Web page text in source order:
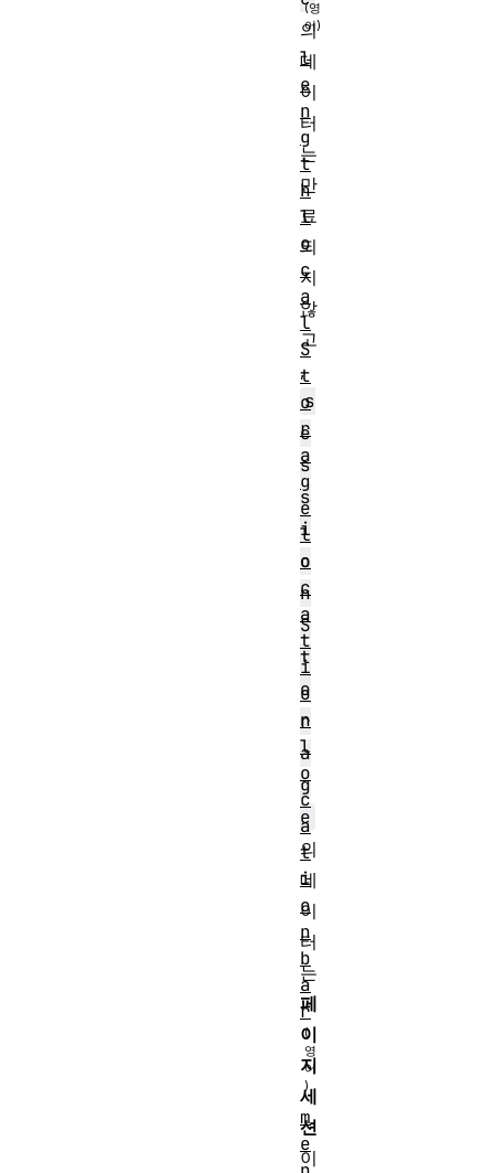
의
데
이
터
는
만
료
되
지
않
고
,
s
e
s
s
i
o
n
S
t
o
r
a
g
e
의
데
이
터
는
페
이
지
세
션
이
l
e
n
g
t
h
l
o
c
a
l
S
t
o
r
a
g
e
l
o
c
a
t
i
o
n
l
o
c
a
t
i
o
n
b
a
r
m
e